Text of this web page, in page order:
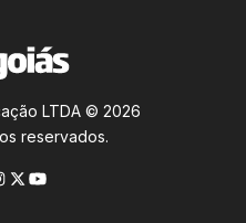
LTDA © 2026
reservados.